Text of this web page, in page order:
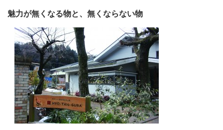
魅力が無くなる物と、無くならない物